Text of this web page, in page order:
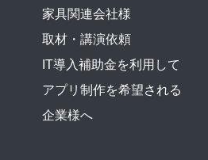
家具関連会社様
取材・講演依頼
IT導入補助金を利用して
アプリ制作を希望される
企業様へ